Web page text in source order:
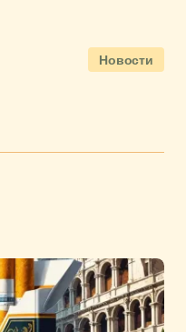
Новости